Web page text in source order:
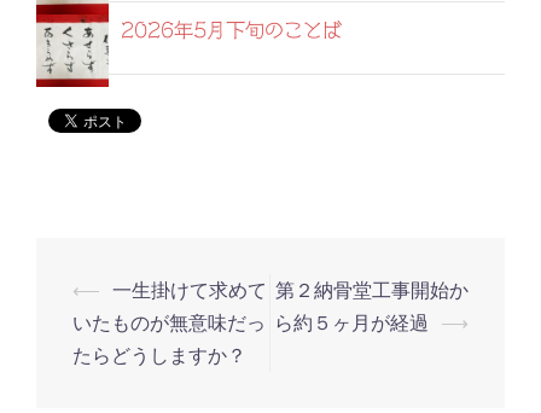
2026年5月下旬のことば
投
稿
⟵ 一生掛けて求めて
いたものが無意味だっ
たらどうしますか？
第２納骨堂工事開始か
ら約５ヶ月が経過
⟶